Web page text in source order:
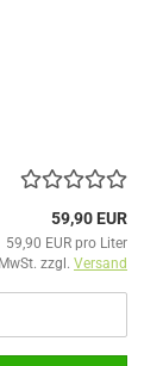
59,90 EUR
59,90 EUR pro Liter
zzgl. Versand